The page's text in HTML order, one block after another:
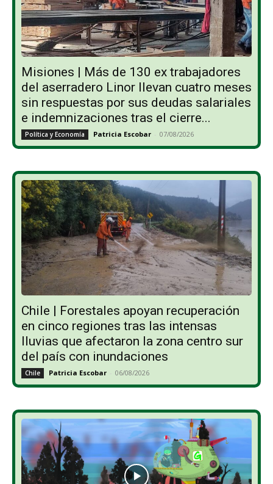
Misiones | Más de 130 ex trabajadores
del aserradero Linor llevan cuatro meses
sin respuestas por sus deudas salariales
e indemnizaciones tras el cierre...
Política y Economía Patricia Escobar - 07/08/2026
Chile | Forestales apoyan recuperación
en cinco regiones tras las intensas
lluvias que afectaron la zona centro sur
del país con inundaciones
Chile Patricia Escobar - 06/08/2026